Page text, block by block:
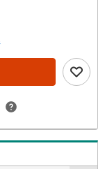
お電話が繋がりや
問い合わせが集中
室内・現地を見学
学がスムーズで
ます。【東宝ハウス
せください！◆住宅
入額は？・「住宅
ーに相談◆お金に関
フプランのシミュ
かりやすくグラフ